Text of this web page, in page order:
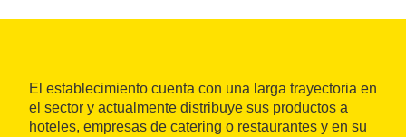
El establecimiento cuenta con una larga trayectoria en
el sector y actualmente distribuye sus productos a
hoteles, empresas de catering o restaurantes y en su